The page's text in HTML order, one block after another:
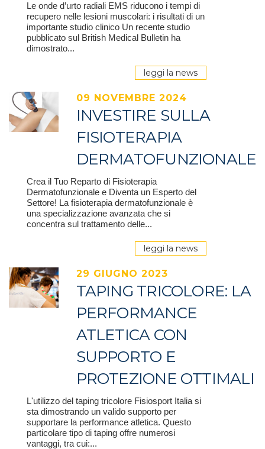
Le onde d’urto radiali EMS riducono i tempi di
recupero nelle lesioni muscolari: i risultati di un
importante studio clinico Un recente studio
pubblicato sul British Medical Bulletin ha
dimostrato...
leggi la news
09 NOVEMBRE 2024
INVESTIRE SULLA
FISIOTERAPIA
DERMATOFUNZIONALE
Crea il Tuo Reparto di Fisioterapia
Dermatofunzionale e Diventa un Esperto del
Settore! La fisioterapia dermatofunzionale è
una specializzazione avanzata che si
concentra sul trattamento delle...
leggi la news
29 GIUGNO 2023
TAPING TRICOLORE: LA
PERFORMANCE
ATLETICA CON
SUPPORTO E
PROTEZIONE OTTIMALI
L'utilizzo del taping tricolore Fisiosport Italia si
sta dimostrando un valido supporto per
supportare la performance atletica. Questo
particolare tipo di taping offre numerosi
vantaggi, tra cui:...